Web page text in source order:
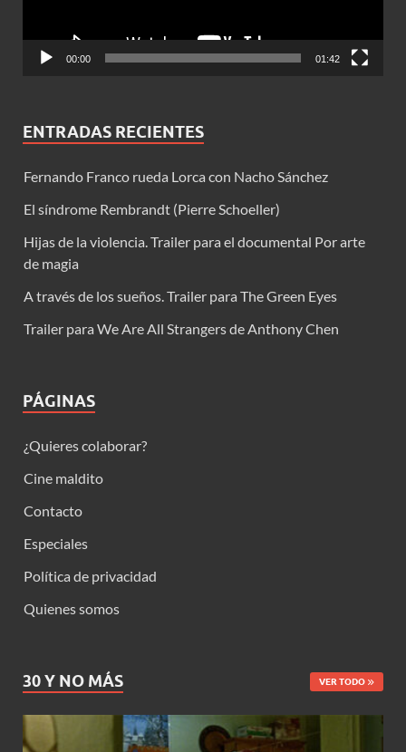
00:00 01:42
ENTRADAS RECIENTES
Fernando Franco rueda Lorca con Nacho Sánchez
El síndrome Rembrandt (Pierre Schoeller)
Hijas de la violencia. Trailer para el documental Por arte
de magia
A través de los sueños. Trailer para The Green Eyes
Trailer para We Are All Strangers de Anthony Chen
PÁGINAS
¿Quieres colaborar?
Cine maldito
Contacto
Especiales
Política de privacidad
Quienes somos
30 Y NO MÁS VER TODO